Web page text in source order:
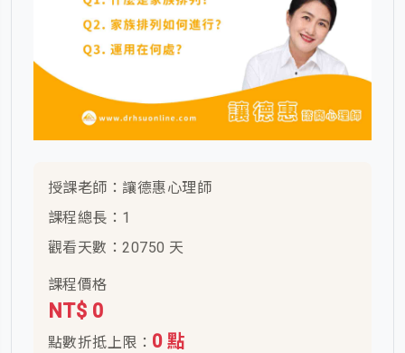
授課老師：讓德惠心理師
課程總長：1
觀看天數：20750 天
課程價格
NT$ 0
點數折抵上限： 0 點